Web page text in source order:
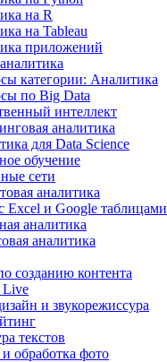
на R
на Tableau
приложений
категории: Аналитика
по Big Data
интеллект
аналитика
для Data Science
обучение
сети
аналитика
Excel и Google таблицами
аналитика
аналитика
созданию контента
Live
и звукорежиссура
текстов
обработка фото